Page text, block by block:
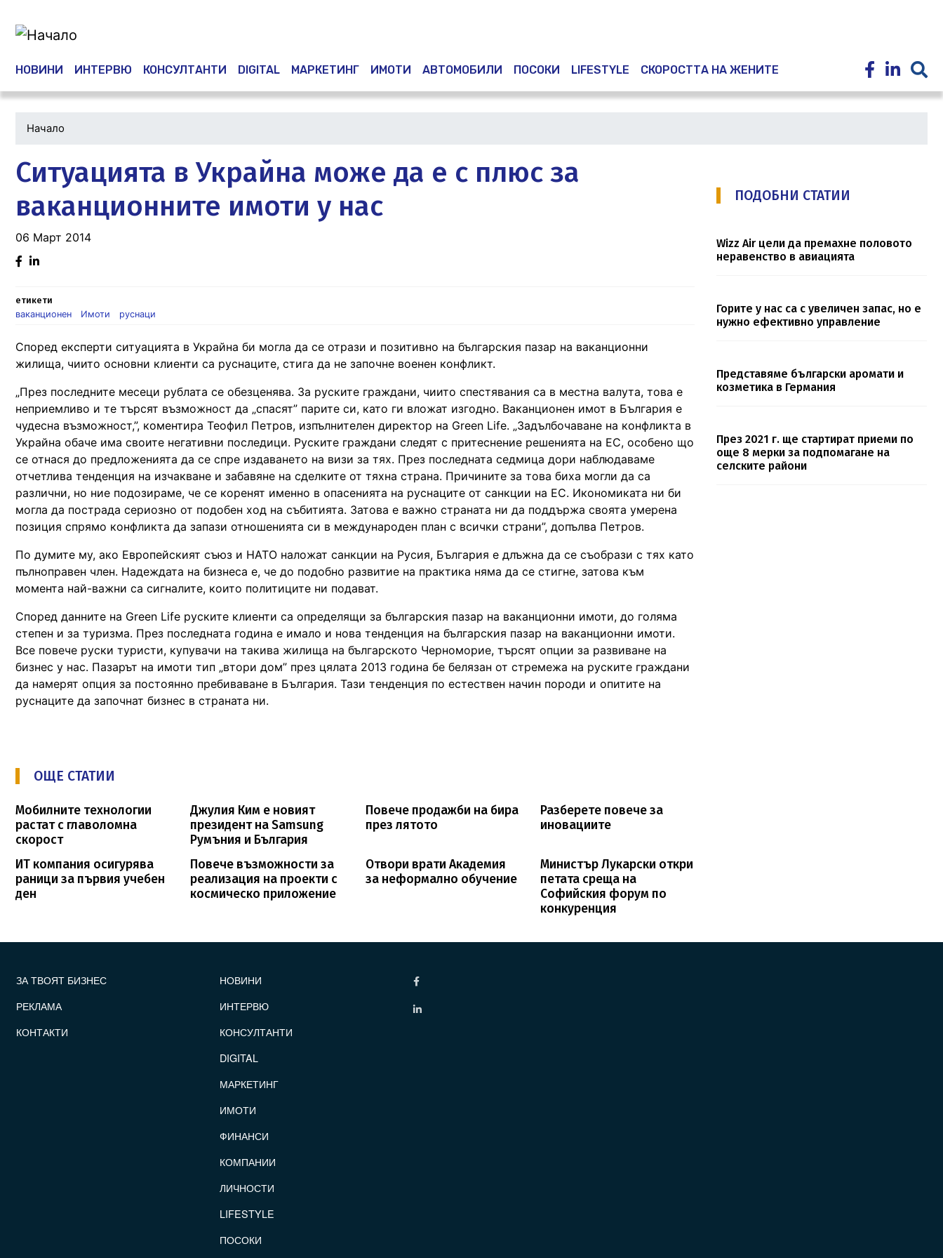
съдържание
Main navigation
НОВИНИ ИНТЕРВЮ КОНСУЛТАНТИ DIGITAL МАРКЕТИНГ ИМОТИ АВТОМОБИЛИ ПОСОКИ LIFESTYLE СКОРОСТТА НА ЖЕНИТЕ
Начало
Ситуацията в Украйна може да е с плюс за
ваканционните имоти у нас
06 Март 2014
Facebook
етикети
ваканционен
Имоти руснаци
Според експерти ситуацията в Украйна би могла да се отрази и позитивно на българския пазар на ваканционни
жилища, чиито основни клиенти са руснаците, стига да не започне военен конфликт.
„През последните месеци рублата се обезценява. За руските граждани, чиито спестявания са в местна валута, това е
неприемливо и те търсят възможност да „спасят” парите си, като ги вложат изгодно. Ваканционен имот в България е
чудесна възможност,”, коментира Теофил Петров, изпълнителен директор на Green Life. „Задълбочаване на конфликта в
Украйна обаче има своите негативни последици. Руските граждани следят с притеснение решенията на ЕС, особено що
се отнася до предложенията да се спре издаването на визи за тях. През последната седмица дори наблюдаваме
отчетлива тенденция на изчакване и забавяне на сделките от тяхна страна. Причините за това биха могли да са
различни, но ние подозираме, че се коренят именно в опасенията на руснаците от санкции на ЕС. Икономиката ни би
могла да пострада сериозно от подобен ход на събитията. Затова е важно страната ни да поддържа своята умерена
позиция спрямо конфликта да запази отношенията си в международен план с всички страни”, допълва Петров.
По думите му, ако Европейският съюз и НАТО наложат санкции на Русия, България е длъжна да се съобрази с тях като
пълноправен член. Надеждата на бизнеса е, че до подобно развитие на практика няма да се стигне, затова към
момента най-важни са сигналите, които политиците ни подават.
Според данните на Green Life руските клиенти са определящи за българския пазар на ваканционни имоти, до голяма
степен и за туризма. През последната година е имало и нова тенденция на българския пазар на ваканционни имоти.
Все повече руски туристи, купувачи на такива жилища на българското Черноморие, търсят опции за развиване на
бизнес у нас. Пазарът на имоти тип „втори дом” през цялата 2013 година бе белязан от стремежа на руските граждани
да намерят опция за постоянно пребиваване в България. Тази тенденция по естествен начин породи и опитите на
руснаците да започнат бизнес в страната ни.
ОЩЕ СТАТИИ
Мобилните технологии
растат с главоломна
скорост
Джулия Ким е новият
президент на Samsung
Румъния и България
Повече продажби на бира
през лятото
Разберете повече за
иновациите
ИТ компания осигурява
раници за първия учебен
ден
Повече възможности за
реализация на проекти с
космическо приложение
Отвори врати Академия
за неформално обучение
Министър Лукарски откри
петата среща на
Софийския форум по
конкуренция
ПОДОБНИ СТАТИИ
Wizz Air цели да премахне половото
неравенство в авиацията
Горите у нас са с увеличен запас, но е
нужно ефективно управление
Представяме български аромати и
козметика в Германия
През 2021 г. ще стартират приеми по
още 8 мерки за подпомагане на
селските райони
ЗА ТВОЯТ БИЗНЕС
РЕКЛАМА
КОНТАКТИ
НОВИНИ
ИНТЕРВЮ
КОНСУЛТАНТИ
DIGITAL
МАРКЕТИНГ
ИМОТИ
ФИНАНСИ
КОМПАНИИ
ЛИЧНОСТИ
LIFESTYLE
ПОСОКИ